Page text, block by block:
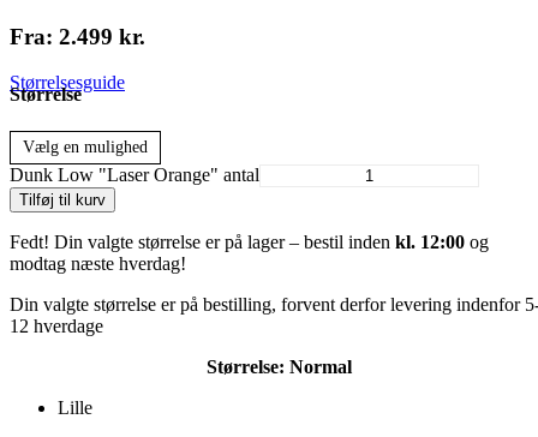
Fra: 2.499 kr.
Størrelsesguide
Størrelse
Vælg en mulighed
Dunk Low "Laser Orange" antal
Tilføj til kurv
Fedt! Din valgte størrelse er på lager – bestil inden kl. 12:00 og
modtag næste hverdag!
Din valgte størrelse er på bestilling, forvent derfor levering indenfor
12 hverdage
Størrelse: Normal
Lille